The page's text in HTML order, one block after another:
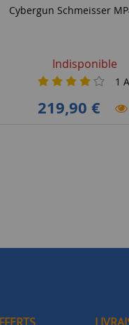
Cybergun Schmeisser
Indisponible
1
219,90 €